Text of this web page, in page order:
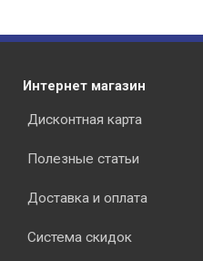
Интернет магазин
Дисконтная карта
Полезные статьи
Доставка и оплата
Система скидок